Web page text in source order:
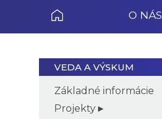
O NÁS
VEDA A VÝSKUM
Základné informácie
Projekty